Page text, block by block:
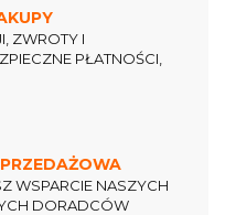
ZWROTY I
PŁATNOŚCI,
WSPARCIE NASZYCH
DORADCÓW